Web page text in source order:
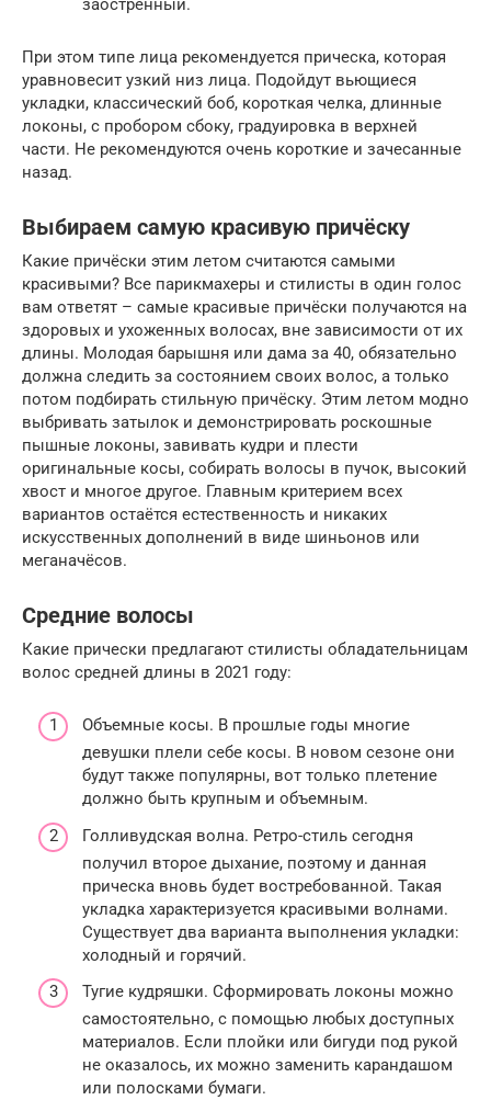
заостренный.
При этом типе лица рекомендуется прическа, которая
уравновесит узкий низ лица. Подойдут вьющиеся
укладки, классический боб, короткая челка, длинные
локоны, с пробором сбоку, градуировка в верхней
части. Не рекомендуются очень короткие и зачесанные
назад.
Выбираем самую красивую причёску
Какие причёски этим летом считаются самыми
красивыми? Все парикмахеры и стилисты в один голос
вам ответят – самые красивые причёски получаются на
здоровых и ухоженных волосах, вне зависимости от их
длины. Молодая барышня или дама за 40, обязательно
должна следить за состоянием своих волос, а только
потом подбирать стильную причёску. Этим летом модно
выбривать затылок и демонстрировать роскошные
пышные локоны, завивать кудри и плести
оригинальные косы, собирать волосы в пучок, высокий
хвост и многое другое. Главным критерием всех
вариантов остаётся естественность и никаких
искусственных дополнений в виде шиньонов или
меганачёсов.
Средние волосы
Какие прически предлагают стилисты обладательницам
волос средней длины в 2021 году:
Объемные косы. В прошлые годы многие
девушки плели себе косы. В новом сезоне они
будут также популярны, вот только плетение
должно быть крупным и объемным.
Голливудская волна. Ретро-стиль сегодня
получил второе дыхание, поэтому и данная
прическа вновь будет востребованной. Такая
укладка характеризуется красивыми волнами.
Существует два варианта выполнения укладки:
холодный и горячий.
Тугие кудряшки. Сформировать локоны можно
самостоятельно, с помощью любых доступных
материалов. Если плойки или бигуди под рукой
не оказалось, их можно заменить карандашом
или полосками бумаги.